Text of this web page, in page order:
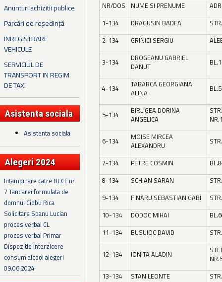
Anunturi achizitii publice
Parcări de reședință
INREGISTRARE
VEHICULE
SERVICIUL DE
TRANSPORT IN REGIM
DE TAXI
Asistenta sociala
Asistenta sociala
Alegeri 2024
Intampinare catre BECL nr.
7 Tandarei formulata de
domnul Ciobu Rica
Solicitare Spanu Lucian
proces verbal CL
proces verbal Primar
Dispozitie interzicere
consum alcool alegeri
09.06.2024
NR/DOS NUME SI PRENUME
1-134
DRAGUSIN BADEA
2-134
GRINICI SERGIU
3-134
DROGEANU GABRIEL
DANUT
4-134
TABARCA GEORGIANA
ALINA
5-134
BIRLIGEA DORINA
ANGELICA
6-134
MOISE MIRCEA
ALEXANDRU
7-134 PETRE COSMIN
8-134
SCHIAN SARAN
9-134
FINARU SEBASTIAN GABI
10-134
DODOC MIHAI
11-134
BUSUIOC DAVID
12-134 IONITA ALADIN
13-134
STAN LEONTE